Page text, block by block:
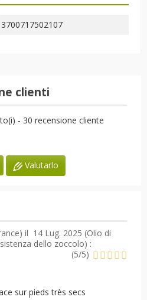
3700717502107
clienti
- 30 recensione cliente
Valutarlo
il 14 Lug. 2025 (Olio di
dello zoccolo) :
(5/5)
sur pieds très secs